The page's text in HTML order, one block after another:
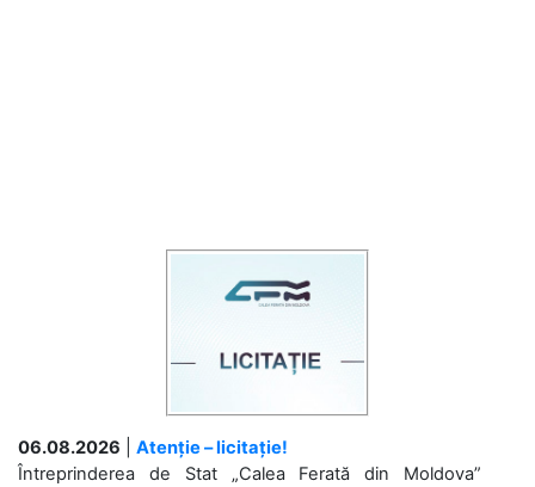
06.08.2026
Atenție – licitație!
Întreprinderea de Stat „Calea Ferată din Moldova”